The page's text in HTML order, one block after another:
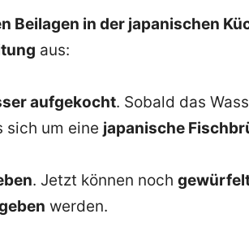
Beilagen in der japanischen
aus:
aufgekocht. Sobald das
sich um eine japanische
. Jetzt können noch
werden.